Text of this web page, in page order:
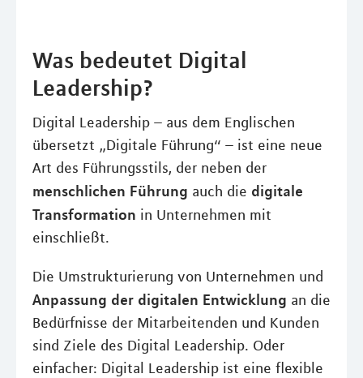
Was bedeutet Digital
Leadership?
Digital Leadership – aus dem Englischen
übersetzt „Digitale Führung“ – ist eine neue
Art des Führungsstils, der neben der
menschlichen Führung auch die digitale
Transformation in Unternehmen mit
einschließt.
Die Umstrukturierung von Unternehmen und
Anpassung der digitalen Entwicklung an die
Bedürfnisse der Mitarbeitenden und Kunden
sind Ziele des Digital Leadership. Oder
einfacher: Digital Leadership ist eine flexible